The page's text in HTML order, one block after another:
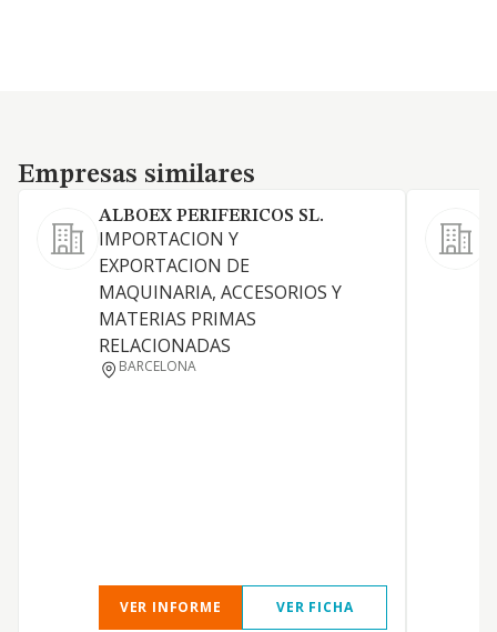
Empresas similares
Empresas similares
ALBOEX PERIFERICOS SL.
IMPORTACION Y
EXPORTACION DE
MAQUINARIA, ACCESORIOS Y
MATERIAS PRIMAS
RELACIONADAS
BARCELONA
VER INFORME VER FICHA